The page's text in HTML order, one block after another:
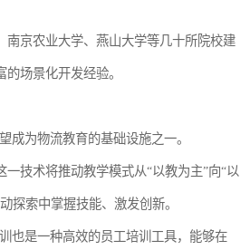
南京农业大学、燕山大学等几十所院校建
场景化开发经验。
成为物流教育的基础设施之一。
技术将推动教学模式从“以教为主”向“以
探索中掌握技能、激发创新。
也是一种高效的员工培训工具，能够在